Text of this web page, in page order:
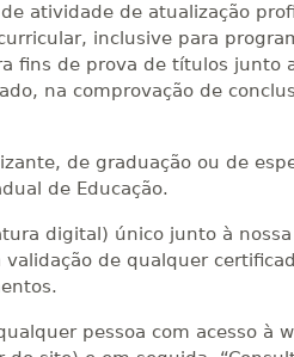
atividade de atualização
inclusive para
fins de prova de títulos junto
na comprovação de
de graduação ou de
de Educação.
digital) único junto à
de qualquer
pessoa com acesso à